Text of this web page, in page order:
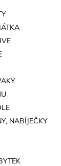
NABÍJEČKY